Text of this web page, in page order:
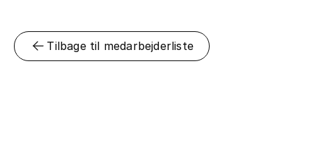
Tilbage til medarbejderliste